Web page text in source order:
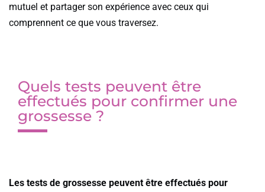
mutuel et partager son expérience avec ceux qui
comprennent ce que vous traversez.
Quels tests peuvent être
effectués pour confirmer une
grossesse ?
Les tests de grossesse peuvent être effectués pour